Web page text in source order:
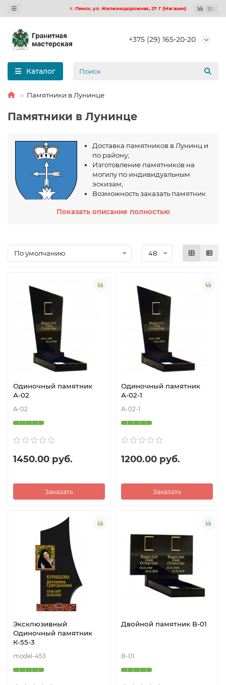
г. Пинск, ул. Железнодорожная, 27 Г (Магазин) 0
+375 (29) 165-20-20
Каталог
Памятники в Лунинце
Памятники в Лунинце
Доставка памятников в Лунинц и
по району;
Изготовление памятников на
могилу по индивидуальным
эскизам;
Возможность заказать памятник
скидкой от 5 до 15%;
продукцию компании;
Оказываем услуги доставки и установки
Показать описание полностью
Одиночный памятник
А-02
А-02
1450.00 руб.
Заказать
Одиночный памятник
А-02-1
А-02-1
1200.00 руб.
Заказать
Эксклюзивный
Одиночный памятник
К-55-3
model-453
Двойной памятник В-01
В-01